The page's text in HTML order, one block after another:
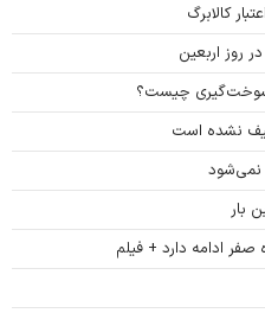
کالابرگ
سوخت‌گیری چیست؟
نشده است
نمی‌شود
بار
صفر ادامه دارد + فیلم